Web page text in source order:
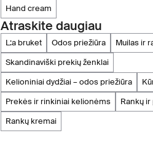
hand cream
Atraskite daugiau
l:a bruket odos priežiūra
muilas ir
skandinaviški prekių ženklai
kelioniniai dydžiai – odos priežiūra
prekės ir rinkiniai kelionėms
rankų
rankų kremai